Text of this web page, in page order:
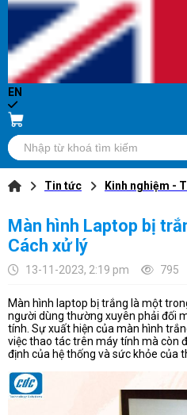
EN
Tin tức Kinh nghiệm -
Màn hình Laptop bị
Cách xử lý
13-11-2023, 2:19 pm 795
Màn hình laptop bị trắng là một
người dùng thường xuyên phải đối
tính. Sự xuất hiện của màn hình
việc thao tác trên máy tính mà còn
định của hệ thống và sức khỏe của